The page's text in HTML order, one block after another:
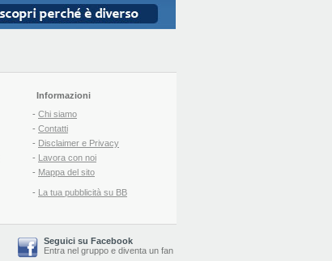
Informazioni
- Chi siamo
- Contatti
- Disclaimer e Privacy
- Lavora con noi
- Mappa del sito
- La tua pubblicità su BB
Seguici su Facebook
Entra nel gruppo e diventa un fan